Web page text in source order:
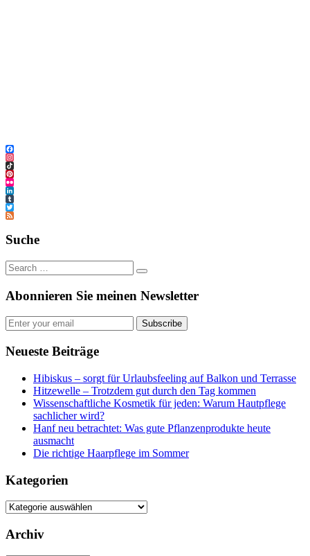
Facebook
Instagram
TikTok
Pinterest
Flickr
LinkedIn
Tumblr
Twitter
Feed
Suche
Abonnieren Sie meinen Newsletter
Subscribe
Neueste Beiträge
Hibiskus – sorgt für Urlaubsfeeling auf Balkon und Terrasse
Hitzewelle – Trotzdem gut durch den Tag kommen
Wissenschaftliche Kosmetik für jeden: Warum Hautpflege
sachlicher wird?
Hanf neu betrachtet: Was gute Pflanzenprodukte heute
ausmacht
Die richtige Haarpflege im Sommer
Kategorien
Kategorien
Archiv